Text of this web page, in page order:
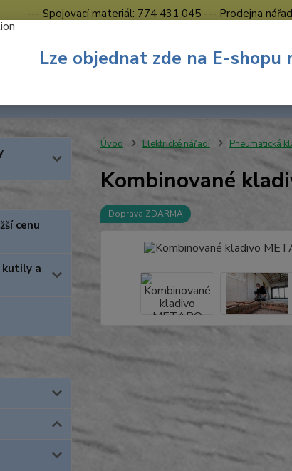
--- Spojovací materiál: 774 431 045 --- Prodejna
cenu
kutily a
Úvod Elektrické nářadí Pneumatická
Kombinované
Doprava ZDARMA
Lze objednat zde na E-